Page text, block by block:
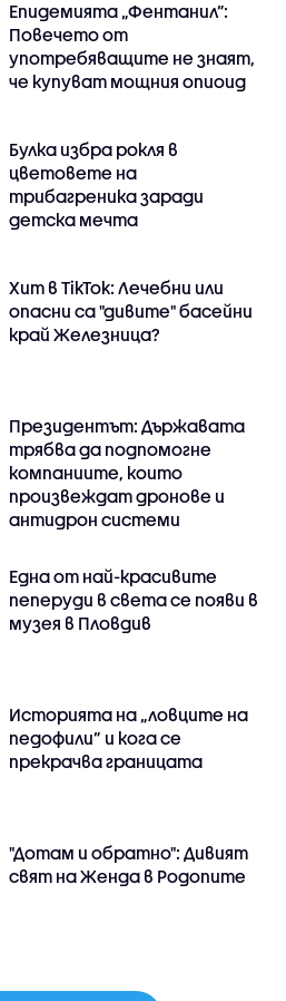
Епидемията „Фентанил”:
Повечето от
употребяващите не знаят,
че купуват мощния опиоид
Булка избра рокля в
цветовете на
трибагреника заради
детска мечта
Хит в TikTok: Лечебни или
опасни са "дивите" басейни
край Железница?
Президентът: Държавата
трябва да подпомогне
компаниите, които
произвеждат дронове и
антидрон системи
Една от най-красивите
пеперуди в света се появи в
музея в Пловдив
Историята на „ловците на
педофили” и кога се
прекрачва границата
"Дотам и обратно": Дивият
свят на Женда в Родопите